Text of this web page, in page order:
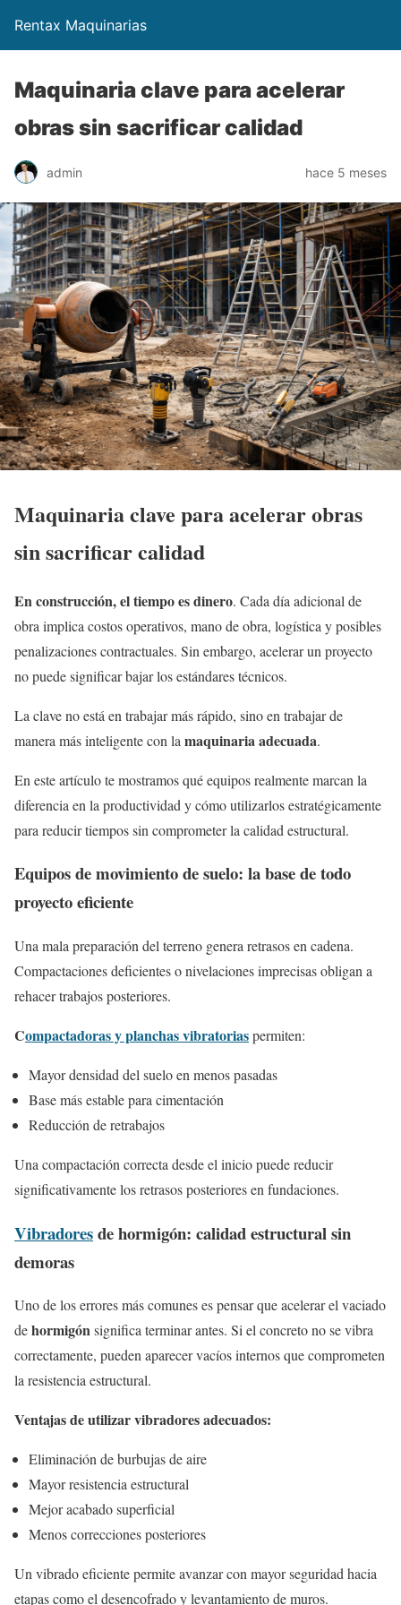
Rentax Maquinarias
Maquinaria clave para acelerar
obras sin sacrificar calidad
admin hace 5 meses
Maquinaria clave para acelerar obras
sin sacrificar calidad
En construcción, el tiempo es dinero. Cada día adicional de
obra implica costos operativos, mano de obra, logística y posibles
penalizaciones contractuales. Sin embargo, acelerar un proyecto
no puede significar bajar los estándares técnicos.
La clave no está en trabajar más rápido, sino en trabajar de
manera más inteligente con la maquinaria adecuada.
En este artículo te mostramos qué equipos realmente marcan la
diferencia en la productividad y cómo utilizarlos estratégicamente
para reducir tiempos sin comprometer la calidad estructural.
Equipos de movimiento de suelo: la base de todo
proyecto eficiente
Una mala preparación del terreno genera retrasos en cadena.
Compactaciones deficientes o nivelaciones imprecisas obligan a
rehacer trabajos posteriores.
Compactadoras y planchas vibratoriaspermiten:
Mayor densidad del suelo en menos pasadas
Base más estable para cimentación
Reducción de retrabajos
Una compactación correcta desde el inicio puede reducir
significativamente los retrasos posteriores en fundaciones.
Vibradoresde hormigón: calidad estructural sin
demoras
Uno de los errores más comunes es pensar que acelerar el vaciado
dehormigónsignifica terminar antes. Si el concreto no se vibra
correctamente, pueden aparecer vacíos internos que comprometen
la resistencia estructural.
Ventajas de utilizar vibradores adecuados:
Eliminación de burbujas de aire
Mayor resistencia estructural
Mejor acabado superficial
Menos correcciones posteriores
Un vibrado eficiente permite avanzar con mayor seguridad hacia
etapas como el desencofrado y levantamiento de muros.